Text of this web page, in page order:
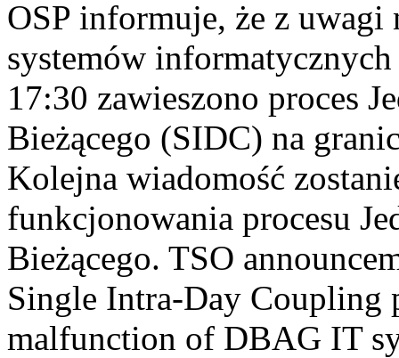
OSP informuje, że z uwagi
systemów
17:30 zawieszono proces
Bieżącego (SIDC) na
Kolejna wiadomość
funkcjonowania procesu
Bieżącego. TSO
Single Intra-Day Coupling
malfunction of DBAG IT